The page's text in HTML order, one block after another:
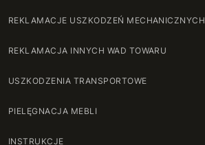
REKLAMACJE USZKODZEŃ MECHANICZNYCH
REKLAMACJA INNYCH WAD TOWARU
USZKODZENIA TRANSPORTOWE
PIELĘGNACJA MEBLI
INSTRUKCJE